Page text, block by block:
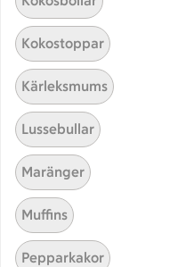
Testa att söka på något
Biffar
Kokostoppar
Kärleksmums
Lussebullar
Maränger
Muffins
Pepparkakor